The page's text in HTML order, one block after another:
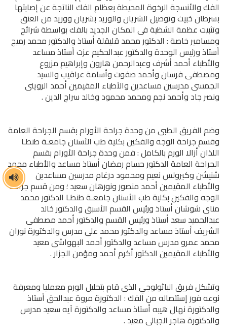
الفك والأنسجة الرخوة المحيطة بعظام الفك الناتجة عن إصابتها
بسرطان خبيث وتوصيل الشريان والوريد بشريان ووريد من العنق
وتثبيت عظمة الشظية فى المكان الجديد بالفك بواسطة شرائح
ومسامير خاصة : الدكتور محمد قليقلة أستاذ والدكتور محمد رميح
أستاذ ورئيس الوحدة والدكتور عبدالحكيم عزت أستاذ مساعد
والأطباء أحمد أشرف وعبدالرحمن هارون وإبراهيم مزروع
ومصطفى فرسان وأحمد صفوت وأسامة عراقيب والسيد
الجمسى مدرسين مساعدين والأطباء المقيمين أحمد الروينى
ونصر جاد وأحمد نجم ومحمد محمود وخالد سراج الدين .
وضم الفريق الطبى من وحدة جراحة الأورام بقسم الجراحة العامة
وقسم جراحة الوجه والفكين بكلية طب الأسنان جامعـة طنطـا
اللذان أزالا الورم بالكامل : فمن وحدة جراحة الأورام بقسم
الجراحة العامة الدكتور حسام رمضان أستاذ مساعد والأطباء محمد
شنيشن وكيرولس نعيم ومحمود درغام مدرسين مساعدين
والأطباء المقيمين أحمد منصور ونورهان سعيد ؛ ومن قسم جراحة
الوجه والفكين بكلية طب الأسنان جامعـة طنطـا الدكتور محمد
مناى شوشان أستاذ ورئيس القسم الأسبق والدكتور خالد
عبدالحميد سعد أستاذ ورئيس القسم والدكتور أحمد مصطفى
الشريف أستاذ مساعد والدكتور محمد على مدرس والدكتورة نوران
محمد عمرو مدرس مساعد والدكتور أحمد البهواشى معيد
والأطباء المقيمين الدكتور أكرم أحمد ومؤمن الجزار .
وتشكل فريق الباثولوجي الذى قام بتحليل الورم معمليا ومعرفة
نوعه فور إستئصاله من الفك : الدكتورة مروة عبدالحق أستاذ
والدكتورة نهال هيبه أستاذ مساعد والدكتورة آيه سعيد مدرس
والدكتورة هاجر الجبالى معيد .